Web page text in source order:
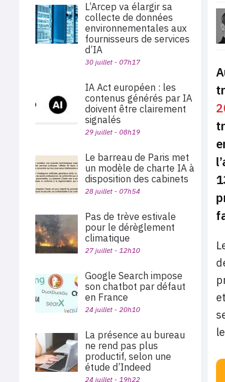
L’Arcep va élargir sa
collecte de données
environnementales aux
fournisseurs de services
d’IA
30 juillet - 07h17
IA Act européen : les
contenus générés par IA
doivent être clairement
signalés
29 juillet - 08h19
Le barreau de Paris met
un modèle de charte IA à
disposition des cabinets
28 juillet - 07h54
Pas de trève estivale
pour le dérèglement
climatique
27 juillet - 12h10
Google Search impose
son chatbot par défaut
en France
24 juillet - 20h10
La présence au bureau
ne rend pas plus
productif, selon une
étude d’Indeed
24 juillet - 19h22